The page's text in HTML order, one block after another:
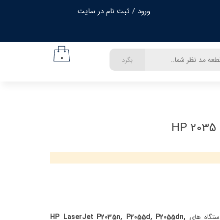
ورود / ثبت نام در سایت
تغییر گذر واژه
۰ بگرد
HP LaserJet P2035n, P2055d, P2055dn,